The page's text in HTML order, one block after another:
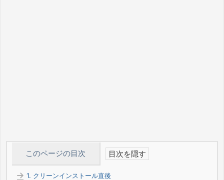
このページの目次
1. クリーンインストール直後